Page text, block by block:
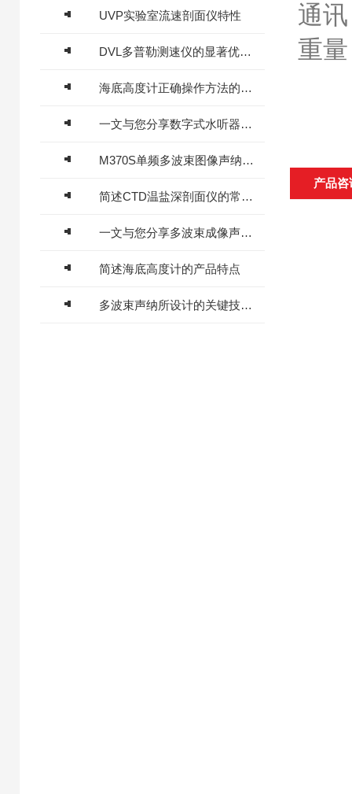
UVP实验室流速剖面仪特性
DVL多普勒测速仪的显著优点及其在水下导航领域的应用价值
海底高度计正确操作方法的详细说明
一文与您分享数字式水听器的常见故障相应解决方法
M370S单频多波束图像声纳使用维护方案
简述CTD温盐深剖面仪的常见问题相应解决方法
一文与您分享多波束成像声呐的正确操作方法
简述海底高度计的产品特点
多波束声纳所设计的关键技术介绍
通
重
产品咨